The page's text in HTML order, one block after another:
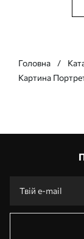
Головна
Картина